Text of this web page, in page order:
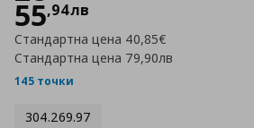
55,94лв
Стандартна цена 40,85€
Стандартна цена 79,90лв
145 точки
304.269.97